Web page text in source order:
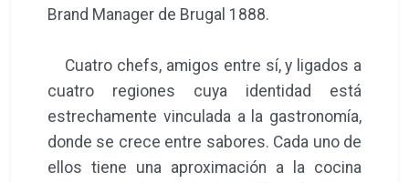
Brand Manager de Brugal 1888.
Cuatro chefs, amigos entre sí, y ligados a
cuatro regiones cuya identidad está
estrechamente vinculada a la gastronomía,
donde se crece entre sabores. Cada uno de
ellos tiene una aproximación a la cocina